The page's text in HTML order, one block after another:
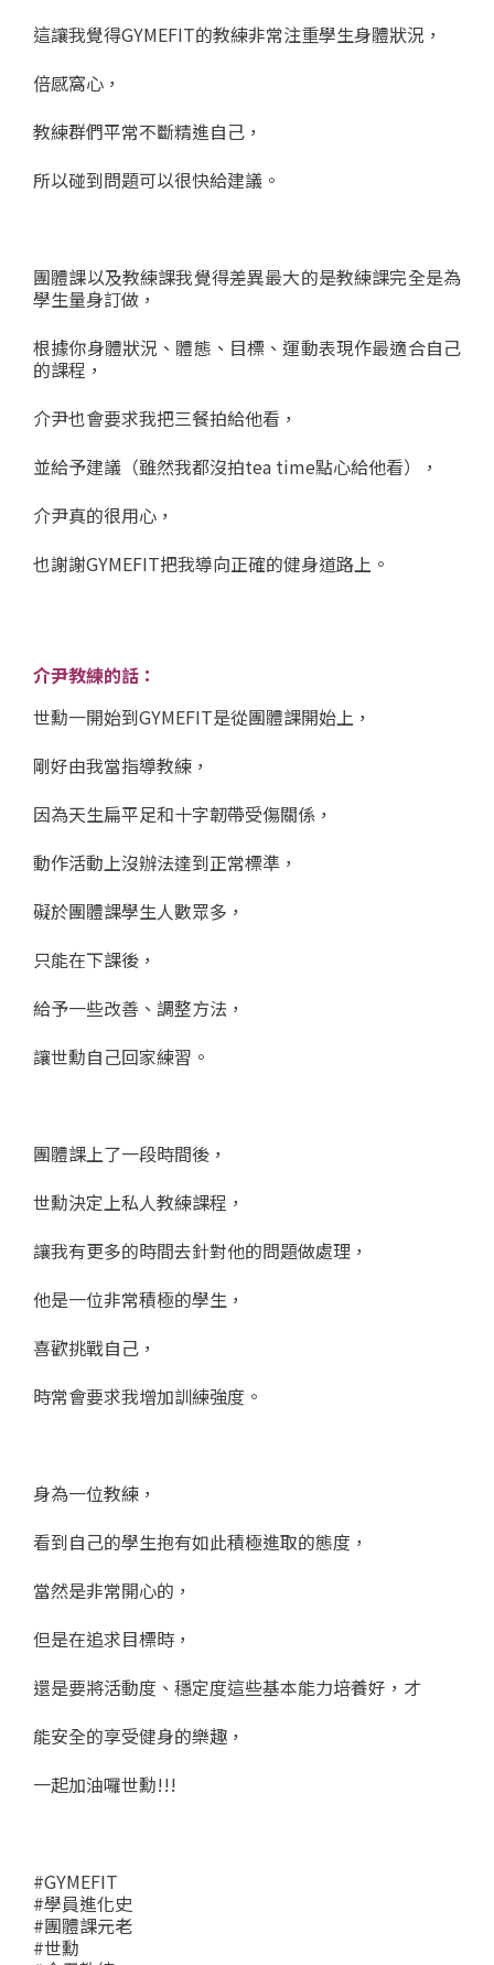
這讓我覺得GYMEFIT的教練非常注重學生身體狀況，
倍感窩心，
教練群們平常不斷精進自己，
所以碰到問題可以很快給建議。
團體課以及教練課我覺得差異最大的是教練課完全是為
學生量身訂做，
根據你身體狀況、體態、目標、運動表現作最適合自己
的課程，
介尹也會要求我把三餐拍給他看，
並給予建議（雖然我都沒拍tea time點心給他看），
介尹真的很用心，
也謝謝GYMEFIT把我導向正確的健身道路上。
介尹教練的話：
世勳一開始到GYMEFIT是從團體課開始上，
剛好由我當指導教練，
因為天生扁平足和十字韌帶受傷關係，
動作活動上沒辦法達到正常標準，
礙於團體課學生人數眾多，
只能在下課後，
給予一些改善、調整方法，
讓世勳自己回家練習。
團體課上了一段時間後，
世勳決定上私人教練課程，
讓我有更多的時間去針對他的問題做處理，
他是一位非常積極的學生，
喜歡挑戰自己，
時常會要求我增加訓練強度。
身為一位教練，
看到自己的學生抱有如此積極進取的態度，
當然是非常開心的，
但是在追求目標時，
還是要將活動度、穩定度這些基本能力培養好，才
能安全的享受健身的樂趣，
一起加油囉世勳!!!
#GYMEFIT
#學員進化史
#團體課元老
#世勳